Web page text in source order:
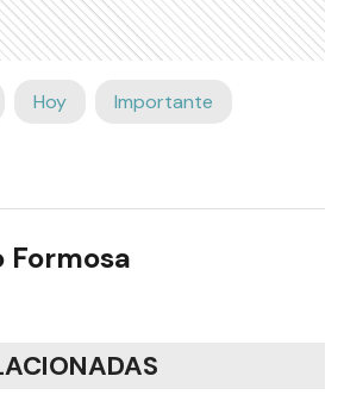
Hoy Importante
Formosa